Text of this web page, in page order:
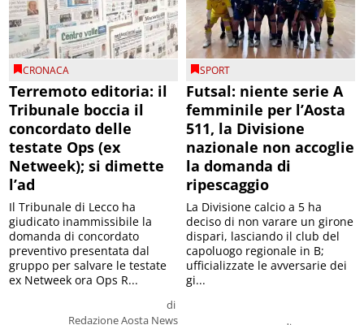
CRONACA
Terremoto editoria: il
Tribunale boccia il
concordato delle
testate Ops (ex
Netweek); si dimette
l’ad
di
Redazione Aosta News
Il Tribunale di Lecco ha
giudicato inammissibile la
domanda di concordato
preventivo presentata dal
gruppo per salvare le testate
ex Netweek ora Ops R...
SPORT
Futsal: niente serie A
femminile per l’Aosta
511, la Divisione
nazionale non accoglie
la domanda di
ripescaggio
La Divisione calcio a 5 ha
deciso di non varare un girone
dispari, lasciando il club del
capoluogo regionale in B;
ufficializzate le avversarie dei
gi...